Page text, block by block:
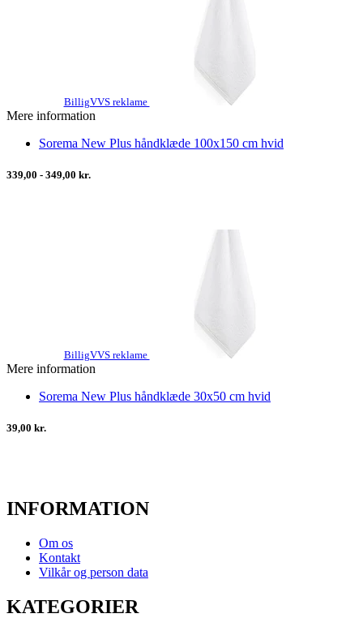
BilligVVS reklame
Mere information
Sorema New Plus håndklæde 100x150 cm hvid
339,00 - 349,00 kr.
BilligVVS reklame
Mere information
Sorema New Plus håndklæde 30x50 cm hvid
39,00 kr.
INFORMATION
Om os
Kontakt
Vilkår og person data
KATEGORIER